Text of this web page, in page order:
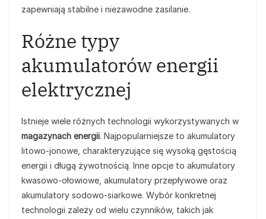
zapewniają stabilne i niezawodne zasilanie.
Różne typy
akumulatorów energii
elektrycznej
Istnieje wiele różnych technologii wykorzystywanych w
magazynach energii. Najpopularniejsze to akumulatory
litowo-jonowe, charakteryzujące się wysoką gęstością
energii i długą żywotnością. Inne opcje to akumulatory
kwasowo-ołowiowe, akumulatory przepływowe oraz
akumulatory sodowo-siarkowe. Wybór konkretnej
technologii zależy od wielu czynników, takich jak